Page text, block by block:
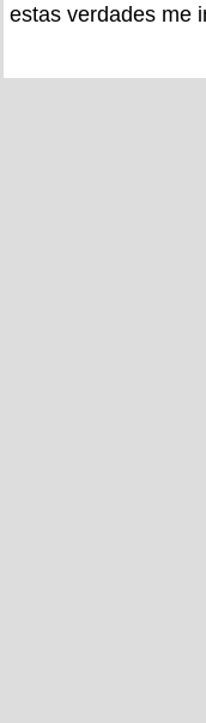
estas verdades me